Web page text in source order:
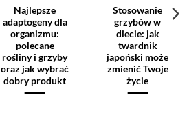
Najlepsze
adaptogeny dla
organizmu:
polecane
rośliny i grzyby
oraz jak wybrać
dobry produkt
Stosowanie
grzybów w
diecie: jak
twardnik
japoński może
zmienić Twoje
życie